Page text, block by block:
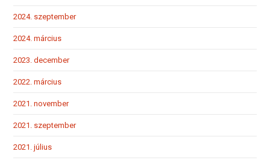
2024. szeptember
2024. március
2023. december
2022. március
2021. november
2021. szeptember
2021. július